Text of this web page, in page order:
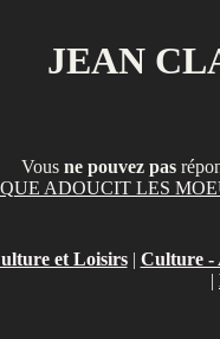
JEAN
Vous ne pouvez pas
ADOUCIT LES
et Loisirs| Culture -
|